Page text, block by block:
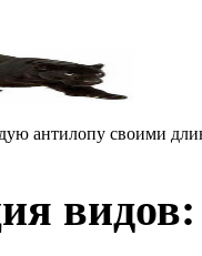
антилопу своими
видов: